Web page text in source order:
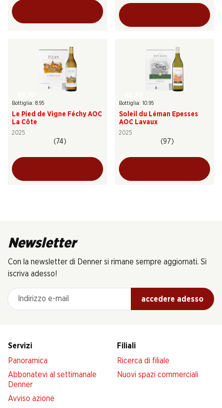
Bottiglia: 8.95
Le Pied de Vigne Féchy AOC
La Côte
2025
(74)
Bottiglia: 10.95
Soleil du Léman Epesses
AOC Lavaux
2025
(97)
Newsletter
Con la newsletter di Denner si rimane sempre aggiornati. Si
iscriva adesso!
Indirizzo e-mail
accedere adesso
Servizi
Panoramica
Abbonatevi al settimanale
Denner
Avviso azione
Filiali
Ricerca di filiale
Nuovi spazi commerciali